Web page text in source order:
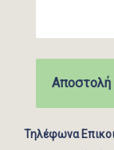
Τηλέφωνα